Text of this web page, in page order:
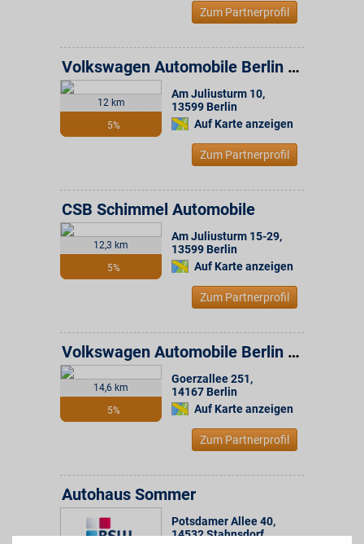
Zum Partnerprofil
12 km
5%
Volkswagen Automobile Berlin GmbH
Am Juliusturm 10,
13599 Berlin
Auf Karte anzeigen
Zum Partnerprofil
12,3 km
5%
CSB Schimmel Automobile
Am Juliusturm 15-29,
13599 Berlin
Auf Karte anzeigen
Zum Partnerprofil
14,6 km
5%
Volkswagen Automobile Berlin GmbH
Goerzallee 251,
14167 Berlin
Auf Karte anzeigen
Zum Partnerprofil
Autohaus Sommer
Potsdamer Allee 40,
14532Stahnsdorf